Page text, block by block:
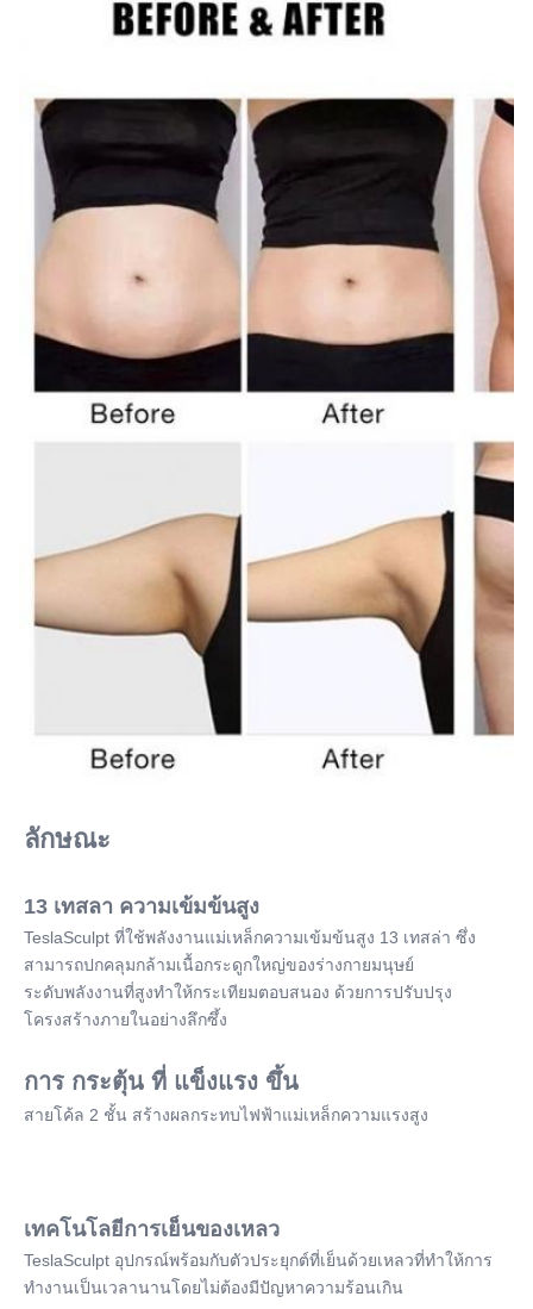
ลักษณะ
13 เทสลา ความเข้มข้นสูง
TeslaSculpt ที่ใช้พลังงานแม่เหล็กความเข้มข้นสูง 13 เทสล่า ซึ่ง
สามารถปกคลุมกล้ามเนื้อกระดูกใหญ่ของร่างกายมนุษย์
ระดับพลังงานที่สูงทําให้กระเทียมตอบสนอง ด้วยการปรับปรุง
โครงสร้างภายในอย่างลึกซึ้ง
การ กระตุ้น ที่ แข็งแรง ขึ้น
สายโค้ล 2 ชั้น สร้างผลกระทบไฟฟ้าแม่เหล็กความแรงสูง
เทคโนโลยีการเย็นของเหลว
TeslaSculpt อุปกรณ์พร้อมกับตัวประยุกต์ที่เย็นด้วยเหลวที่ทําให้การ
ทํางานเป็นเวลานานโดยไม่ต้องมีปัญหาความร้อนเกิน